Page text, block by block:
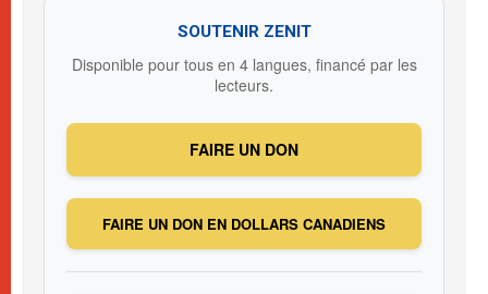
SOUTENIR ZENIT
Disponible pour tous en 4 langues, financé par les
lecteurs.
FAIRE UN DON
FAIRE UN DON EN DOLLARS CANADIENS